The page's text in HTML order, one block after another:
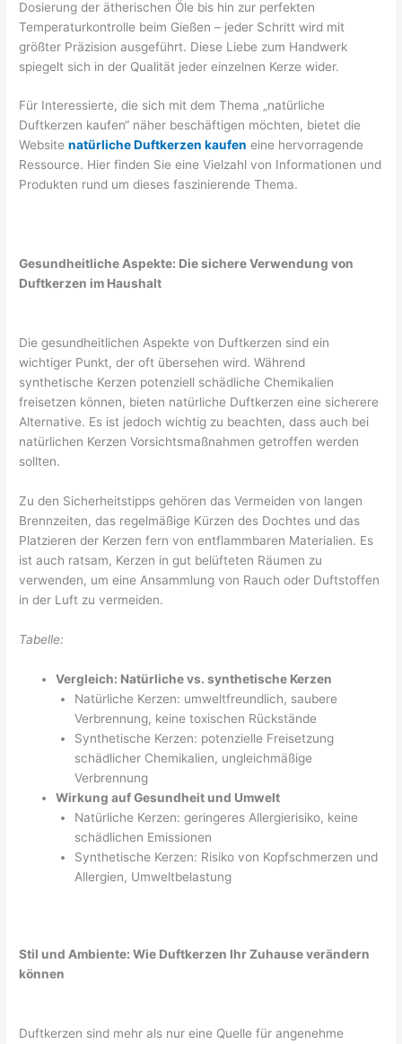
Dosierung der ätherischen Öle bis hin zur perfekten
Temperaturkontrolle beim Gießen – jeder Schritt wird mit
größter Präzision ausgeführt. Diese Liebe zum Handwerk
spiegelt sich in der Qualität jeder einzelnen Kerze wider.
Für Interessierte, die sich mit dem Thema „natürliche
Duftkerzen kaufen“ näher beschäftigen möchten, bietet die
Websitenatürliche Duftkerzen kaufen eine hervorragende
Ressource. Hier finden Sie eine Vielzahl von Informationen und
Produkten rund um dieses faszinierende Thema.
Gesundheitliche Aspekte: Die sichere Verwendung von
Duftkerzen im Haushalt
Die gesundheitlichen Aspekte von Duftkerzen sind ein
wichtiger Punkt, der oft übersehen wird. Während
synthetische Kerzen potenziell schädliche Chemikalien
freisetzen können, bieten natürliche Duftkerzen eine sicherere
Alternative. Es ist jedoch wichtig zu beachten, dass auch bei
natürlichen Kerzen Vorsichtsmaßnahmen getroffen werden
sollten.
Zu den Sicherheitstipps gehören das Vermeiden von langen
Brennzeiten, das regelmäßige Kürzen des Dochtes und das
Platzieren der Kerzen fern von entflammbaren Materialien. Es
ist auch ratsam, Kerzen in gut belüfteten Räumen zu
verwenden, um eine Ansammlung von Rauch oder Duftstoffen
in der Luft zu vermeiden.
Tabelle:
Vergleich: Natürliche vs. synthetische Kerzen
Natürliche Kerzen: umweltfreundlich, saubere
Verbrennung, keine toxischen Rückstände
Synthetische Kerzen: potenzielle Freisetzung
schädlicher Chemikalien, ungleichmäßige
Verbrennung
Wirkung auf Gesundheit und Umwelt
Natürliche Kerzen: geringeres Allergierisiko, keine
schädlichen Emissionen
Synthetische Kerzen: Risiko von Kopfschmerzen und
Allergien, Umweltbelastung
Stil und Ambiente: Wie Duftkerzen Ihr Zuhause verändern
können
Duftkerzen sind mehr als nur eine Quelle für angenehme